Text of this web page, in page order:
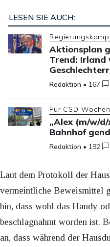
LESEN SIE AUCH:
Aktionsplan
Trend:
Redaktion • 167
Für CSD-
„Alex (m/w/
Bahnhof
Redaktion • 192
Laut dem Protokoll der
vermeintliche Beweismittel
hin, dass wohl das Handy
beschlagnahmt worden ist.
an, dass während der